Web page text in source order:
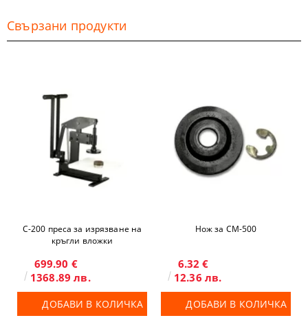
Свързани продукти
C-200 преса за изрязване на
кръгли вложки
699.90 €
1368.89 лв.
ДОБАВИ В КОЛИЧКА
Нож за CM-500
6.32 €
12.36 лв.
ДОБАВИ В КОЛИЧКА